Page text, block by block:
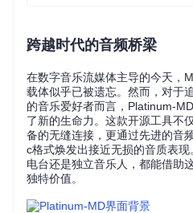
跨越时代的音频桥梁
在数字音乐流媒体主导的今天，
载体似乎已被遗忘。然而，对于
的音乐爱好者而言，Platinum-
了新的生命力。这款开源工具不
备的无缝连接，更通过先进的音
c格式焕发出接近无损的音质表
电台还是独立音乐人，都能借助
独特价值。